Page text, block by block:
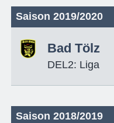
Saison 2019/2020
Bad Tölz
DEL2: Liga
Saison 2018/2019